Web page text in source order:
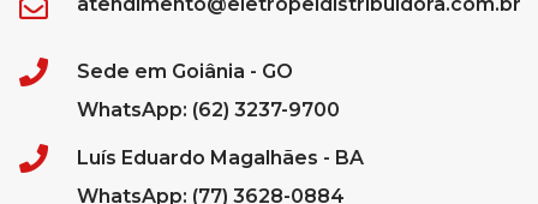
Sede em Goiânia - GO
WhatsApp: (62) 3237-9700
Luís Eduardo Magalhães - BA
WhatsApp: (77) 3628-0884